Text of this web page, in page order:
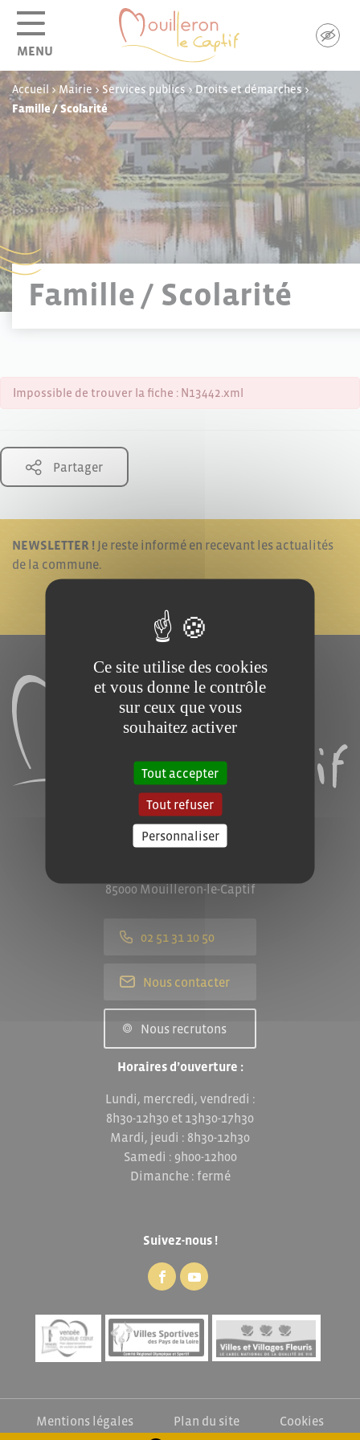
MENU
Accueil >Mairie> Services publics>Droits et démarches>
Famille / Scolarité
Famille / Scolarité
Impossible de trouver la fiche : N13442.xml
Partager
NEWSLETTER ! Je reste informé en recevant les actualités
de la commune.
Mairie de Mouilleron-le-Captif
85000 Mouilleron-le-Captif
02 51 31 10 50
Nous contacter
Nous recrutons
Horaires d’ouverture :
Lundi, mercredi, vendredi :
8h30-12h30 et 13h30-17h30
Mardi, jeudi : 8h30-12h30
Samedi : 9h00-12h00
Dimanche : fermé
Suivez-nous !
Mentions légales Plan du site
Cookies
Panneau de gestion des cookies
Ce site utilise des cookies
et vous donne le contrôle
sur ceux que vous
souhaitez activer
Tout accepter
Tout refuser
Personnaliser